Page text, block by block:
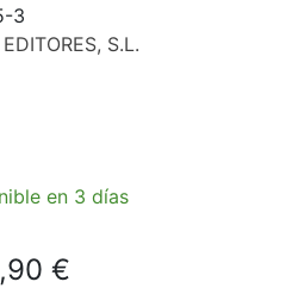
3
S.L.
en 3 días
€